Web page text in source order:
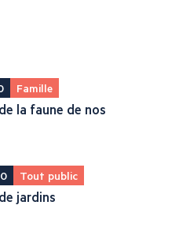
Famille
la faune de nos
Tout public
jardins